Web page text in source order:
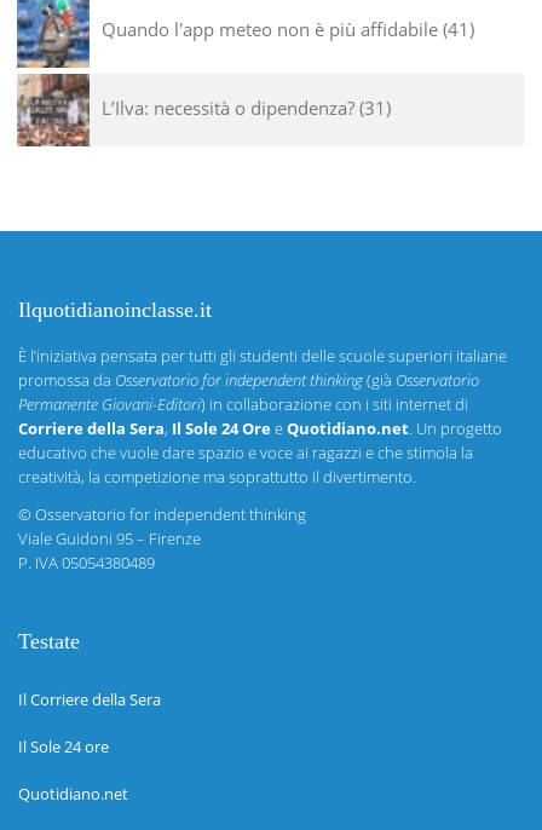
Quando l'app meteo non è più affidabile 41
L’Ilva: necessità o dipendenza? 31
Ilquotidianoinclasse.it
È l’iniziativa pensata per tutti gli studenti delle scuole superiori italiane
promossa da Osservatorio for independent thinking(già Osservatorio
Permanente Giovani-Editori) in collaborazione con i siti internet di
Corriere della Sera, Il Sole 24 OreeQuotidiano.net. Un progetto
educativo che vuole dare spazio e voce ai ragazzi e che stimola la
creatività, la competizione ma soprattutto il divertimento.
©Osservatorio for independent thinking
Viale Guidoni 95 – Firenze
P. IVA 05054380489
Testate
Il Corriere della Sera
Il Sole 24 ore
Quotidiano.net